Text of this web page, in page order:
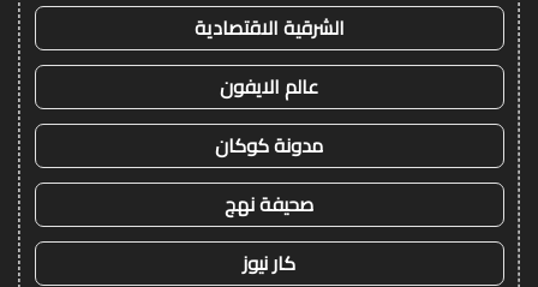
الشرقية الاقتصادية
عالم الايفون
مدونة كوكان
صحيفة نهج
كار نيوز